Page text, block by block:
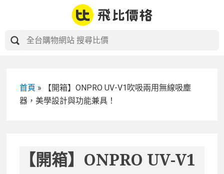
首頁 »
【開箱】ONPRO UV-V1吹吸兩用無線吸塵
器，美學設計與功能兼具！
【開箱】ONPRO UV-V1